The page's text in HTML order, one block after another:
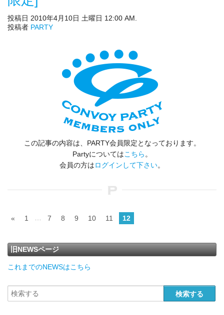
投稿日 2010年4月10日 土曜日 12:00 AM.
投稿者 PARTY
この記事の内容は、PARTY会員限定となっております。
Partyについてはこちら 。
会員の方はログインして下さい。
« 1 7 8 9 10 11 12
旧NEWSページ
これまでのNEWSはこちら